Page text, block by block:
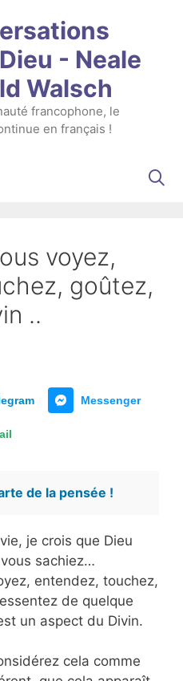
- Neale
Walsch
francophone, le
en français !
voyez,
goûtez,
..
Messenger
de la pensée !
je crois que Dieu
sachiez…
entendez, touchez,
de quelque
un aspect du Divin.
cela comme